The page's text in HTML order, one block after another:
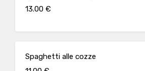
13.00 €
Spaghetti alle cozze